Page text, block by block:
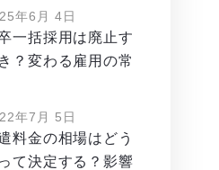
年6月 4日
一括採用は廃止す
？変わる雇用の常
年7月 5日
料金の相場はどう
て決定する？影響